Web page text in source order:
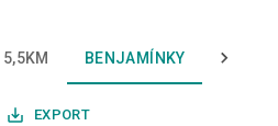
5,5KM BENJAMÍNKY
EXPORT